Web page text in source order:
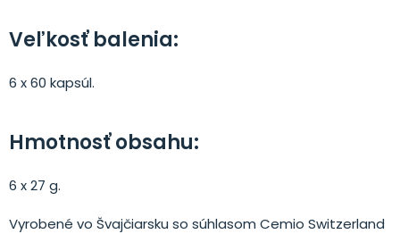
Veľkosť balenia:
6 x 60 kapsúl.
Hmotnosť obsahu:
6 x 27 g.
Vyrobené vo Švajčiarsku so súhlasom Cemio Switzerland